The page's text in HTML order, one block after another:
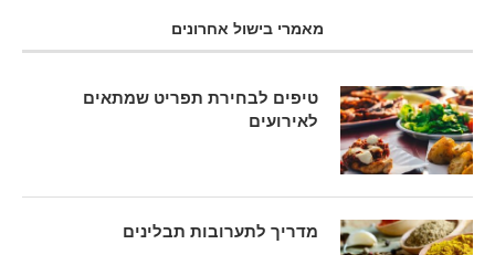
מאמרי בישול אחרונים
טיפים לבחירת תפריט שמתאים
לאירועים
מדריך לתערובות תבלינים